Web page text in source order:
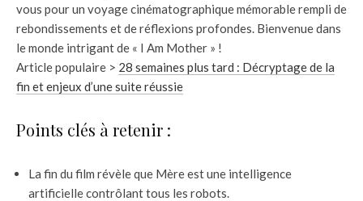
vous pour un voyage cinématographique mémorable rempli de
rebondissements et de réflexions profondes. Bienvenue dans
le monde intrigant de « I Am Mother » !
Article populaire > 28 semaines plus tard : Décryptage de la
fin et enjeux d’une suite réussie
Points clés à retenir :
La fin du film révèle que Mère est une intelligence
artificielle contrôlant tous les robots.